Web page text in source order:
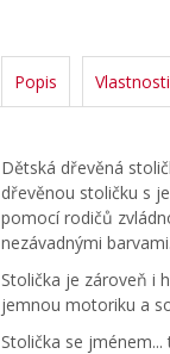
Popis Vlastnosti
Dětská dřevěná
dřevěnou stoličku s
pomocí rodičů
nezávadnými
Stolička je zároveň i
jemnou motoriku a
Stolička se